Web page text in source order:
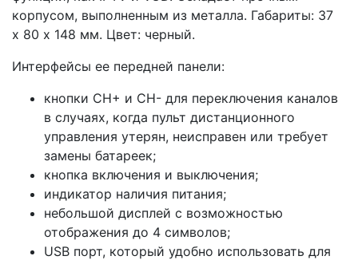
корпусом, выполненным из металла. Габариты: 37
х 80 х 148 мм. Цвет: черный.
Интерфейсы ее передней панели:
кнопки CH+ и CH- для переключения каналов
в случаях, когда пульт дистанционного
управления утерян, неисправен или требует
замены батареек;
кнопка включения и выключения;
индикатор наличия питания;
небольшой дисплей с возможностью
отображения до 4 символов;
USB порт, который удобно использовать для